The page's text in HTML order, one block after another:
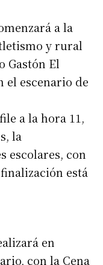
a la
y rural
Gastón El
el escenario de
a la hora 11,
la
escolares, con
está
en
con la Cena